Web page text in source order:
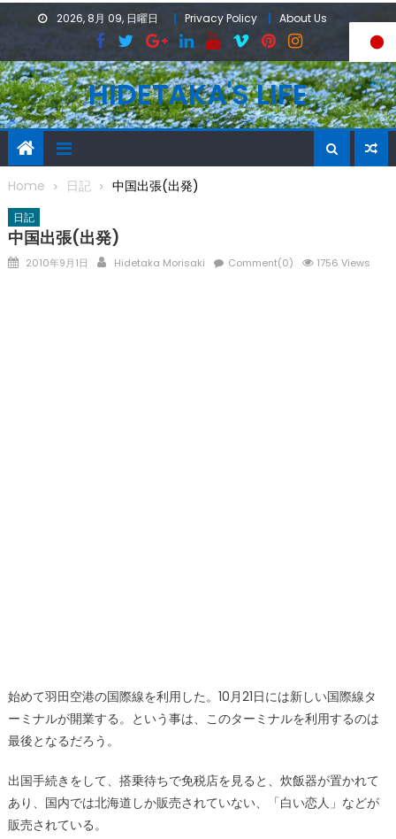
2026, 8月 09, 日曜日 Privacy Policy About Us
HIDETAKA'S LIFE
Home 日記 中国出張(出発)
日記
中国出張(出発)
Posted
2010年9月1日 Author
Hidetaka Morisaki Comment(0) 1756 Views
始めて羽田空港の国際線を利用した。10月21日には新しい国際線タ
ーミナルが開業する。という事は、このターミナルを利用するのは
最後となるだろう。
出国手続きをして、搭乗待ちで免税店を見ると、炊飯器が置かれて
あり、国内では北海道しか販売されていない、「白い恋人」などが
販売されている。